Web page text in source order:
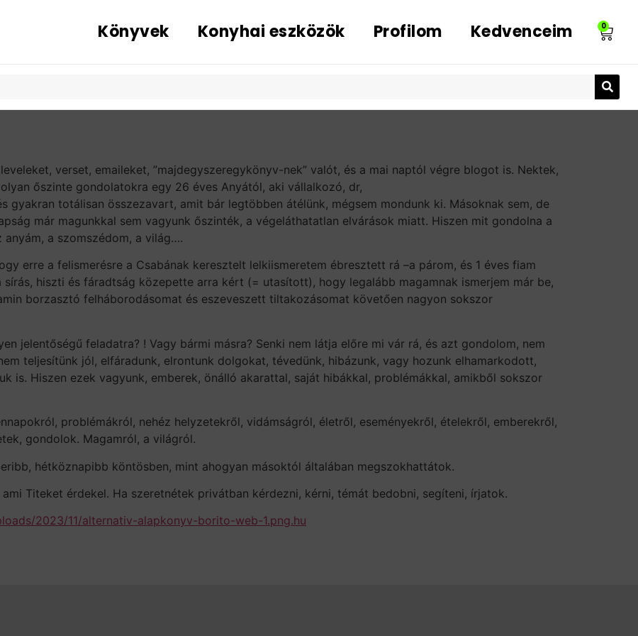
0
Könyvek Konyhai eszközök Profilom Kedvenceim
verset, emaileket, ”majdegyszeregykönyv-nek” valót, és a mai naptól végre blogot is. Nektek,
olyan őszinte gondolatokra egy 26 éves Anyától, aki vállalkozó, dr,
gyakran totálisan összezavart, amit bár legtöbben átélünk, mégsem mondunk ki. Másoknak sem, de
már magunkkal sem vagyunk őszinték, a végeláthatatlan elvárások miatt. Hiszen mit gondolna a
a szomszédom, a világ….
erre a felismerésre a Csabának keresztelt lelkiismeretem ébresztett rá –a párom, és 1 éves fiam
hiszti és fáradtság közepette arra kért (= utasított), hogy legalább magamnak ismerjem már be,
borzasztó felháborodásomat és eszeveszett tiltakozásomat követően nagyon sokszor
jelentőségű feladatra? ! Vagy bármi másra? Senki nem látja előre mi vár rá, és azt gondolom, nem
teljesítünk jól, elfáradunk, elrontunk dolgokat, tévedünk, hibázunk, vagy hozunk elhamarkodott,
is. Hiszen ezek vagyunk, emberek, önálló akarattal, saját hibákkal, problémákkal, amikből sokszor
problémákról, nehéz helyzetekről, vidámságról, életről, eseményekről, ételekről, emberekről,
gondolok. Magamról, a világról.
hétköznapibb köntösben, mint ahogyan másoktól általában megszokhattátok.
Titeket érdekel. Ha szeretnétek privátban kérdezni, kérni, témát bedobni, segíteni, írjatok.
2023/11/alternativ-alapkonyv-borito-web-1.png.hu